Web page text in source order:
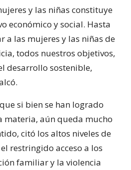
y las niñas constituye
económico y social. Hasta
a las mujeres y las niñas de
todos nuestros objetivos,
desarrollo sostenible,
si bien se han logrado
materia, aún queda mucho
citó los altos niveles de
restringido acceso a los
familiar y la violencia